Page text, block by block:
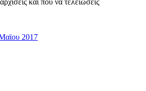
και που να τελειώσεις
2017